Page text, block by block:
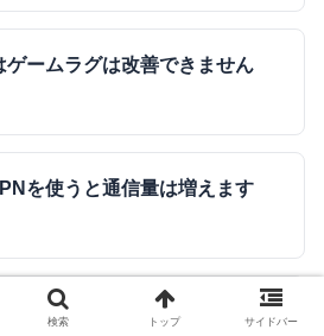
ゲームラグは改善できません
を使うと通信量は増えます
コルはどれを選べばゲームに最
検索 トップ サイドバー